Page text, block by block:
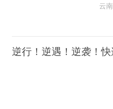
云
逆行！逆遇！逆袭！